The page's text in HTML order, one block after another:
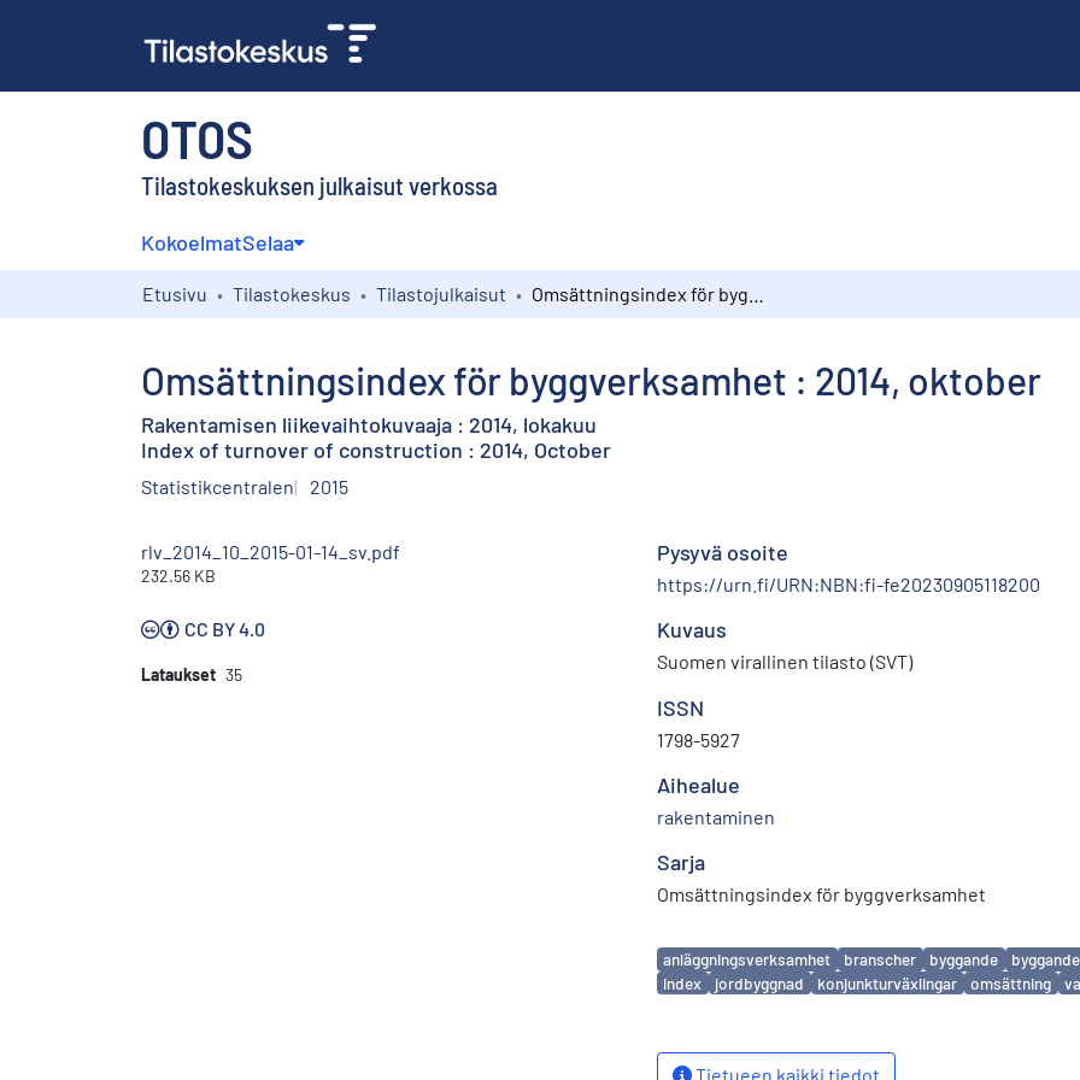
OTOS
Tilastokeskuksen julkaisut verkossa
KokoelmatSelaa
Etusivu Tilastokeskus Tilastojulkaisut
Omsättningsindex för byggverksamhet : 2014, oktober
Rakentamisen liikevaihtokuvaaja : 2014, lokakuu
Index of turnover of construction : 2014, October
Statistikcentralen 2015
rlv_2014_10_2015-01-14_sv.pdf
232.56 KB
CC BY 4.0
Lataukset 35
Pysyvä osoite
https://urn.fi/URN:NBN:fi-fe20230905118200
Kuvaus
Suomen virallinen tilasto (SVT)
ISSN
1798-5927
Aihealue
rakentaminen
Sarja
Omsättningsindex för byggverksamhet
Avainsanat
anläggningsverksamhet branscher byggande
index
jordbyggnad konjunkturväxlingar omsättning
Tietueen kaikki tiedot